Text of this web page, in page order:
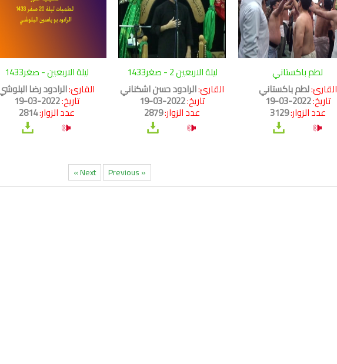
لطم باكستاني
القارئ:لطم باكستاني
تاريخ:2022-03-19
عدد الزوار:3129
ليلة الاربعين 2 - صغر1433
القارئ:الرادود حسن اشكناني
تاريخ:2022-03-19
عدد الزوار:2879
ليلة الاربعين - صغر1433
القارئ:الرادود رضا
تاريخ:2022-03-19
عدد الزوار:2814
« Previous
Next »